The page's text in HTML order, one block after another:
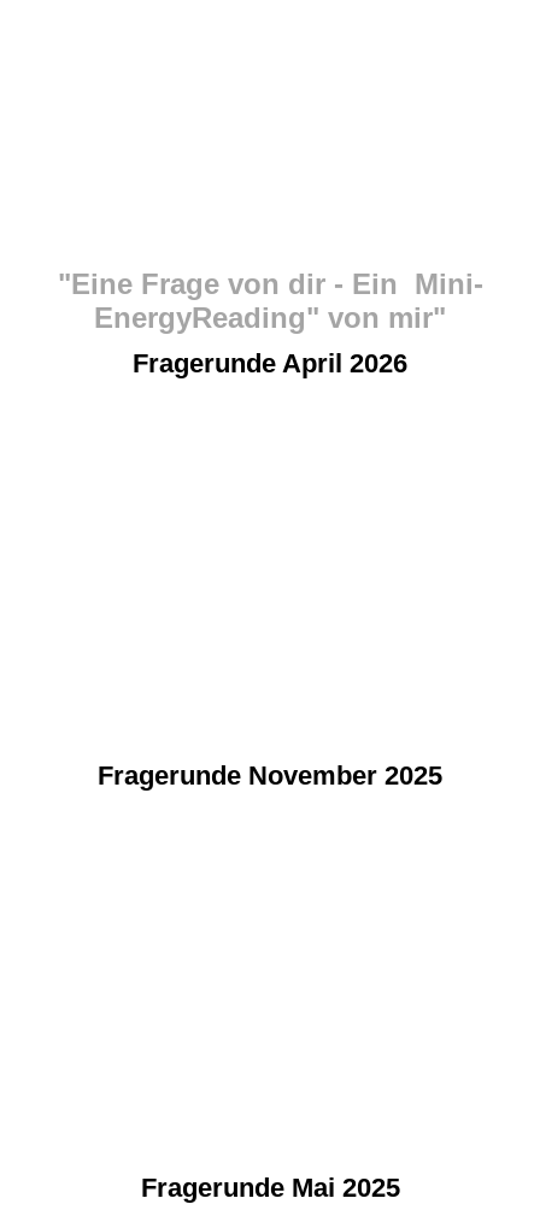
"Eine Frage von dir - Ein Mini-
EnergyReading" von mir"
Fragerunde April 2026
Fragerunde November 2025
Fragerunde Mai 2025